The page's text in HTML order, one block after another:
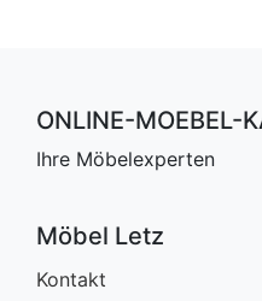
ONLINE-MOEBEL-
Ihre Möbelexperten
Möbel Letz
Kontakt